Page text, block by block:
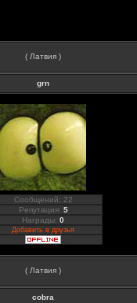
( Латвия )
grn
Сообщений: 22
Репутация: 5
Награды:0
Добавить в друзья
( Латвия )
cobra